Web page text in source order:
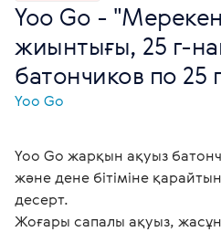
Yoo Go -
жиынтығы, 25 г-
батончиков по 25 г
Yoo Gо
Yoo Go жарқын ақуыз
және дене бітіміне
десерт.
Жоғары сапалы ақуыз,